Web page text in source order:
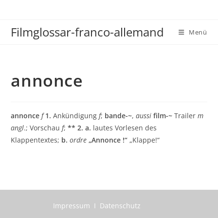
springen
Filmglossar-franco-allemand Menü
annonce
annonce f 1. Ankündigungf; bande-~,aussi film-~ Trailerm
angl.; Vorschauf;** 2. a. lautes Vorlesen des
Klappentextes; b. ordre „Annonce !“ „Klappe!“
Impressum I Datenschutz